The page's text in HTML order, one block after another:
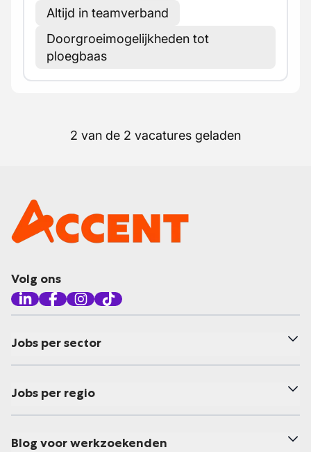
Altijd in teamverband
Doorgroeimogelijkheden tot
ploegbaas
2 van de 2 vacatures geladen
Volg ons
Jobs per sector
Jobs per regio
Blog voor werkzoekenden